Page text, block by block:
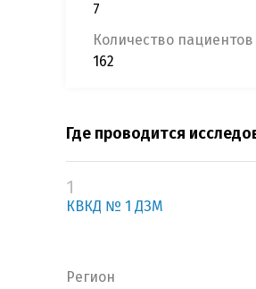
7
Количество пациентов
162
Где проводится
1
КВКД № 1 ДЗМ
Регион